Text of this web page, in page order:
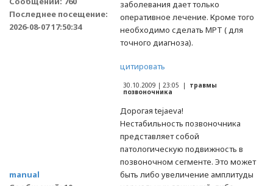
Последнее посещение:
2026-08-07 17:50:34
заболевания дает только
оперативное лечение. Кроме того
необходимо сделать МРТ ( для
точного диагноза).
manual
цитировать
30.10.2009 | 23:05 | травмы
позвоночника
Дорогая tejaeva!
Нестабильность позвоночника
представляет собой
патологическую подвижность в
позвоночном сегменте. Это может
быть либо увеличение амплитуды